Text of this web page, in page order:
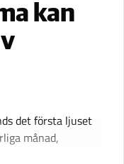
kan
det första ljuset
månad,